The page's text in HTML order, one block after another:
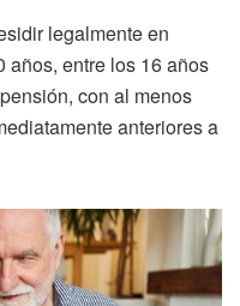
legalmente en
años, entre los 16 años
con al menos
anteriores a